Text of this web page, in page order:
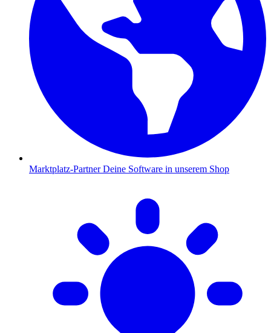
Marktplatz-Partner Deine Software in unserem Shop